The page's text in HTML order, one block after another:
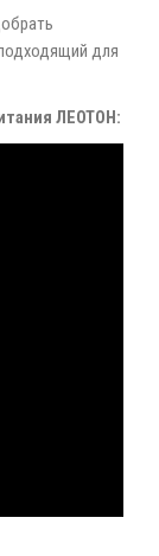
для
ЛЕОТОН: